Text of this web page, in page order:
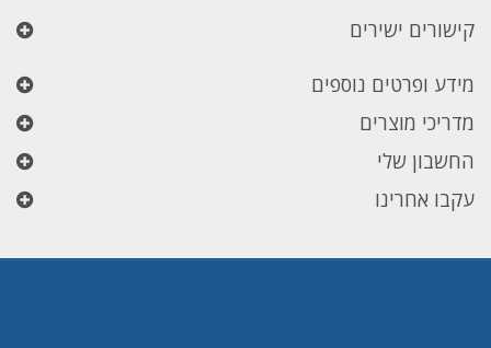
קישורים ישירים
מידע ופרטים נוספים
מדריכי מוצרים
החשבון שלי
עקבו אחרינו